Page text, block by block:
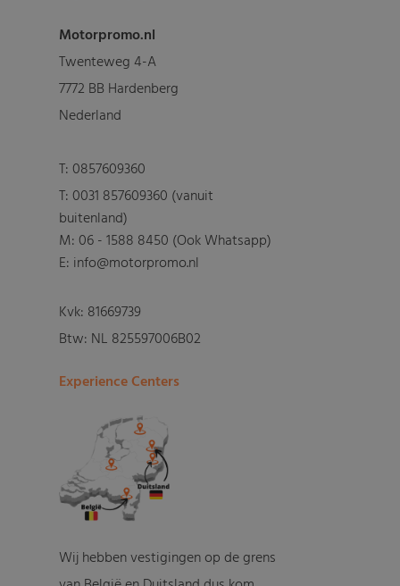
Motorpromo.nl
Twenteweg 4-A
7772 BB Hardenberg
Nederland
T:0857609360
T:0031 857609360 (vanuit
buitenland)
M:06 - 1588 8450 (Ook Whatsapp)
E: info@motorpromo.nl
Kvk: 81669739
Btw: NL 825597006B02
Experience Centers
Wij hebben vestigingen op de grens